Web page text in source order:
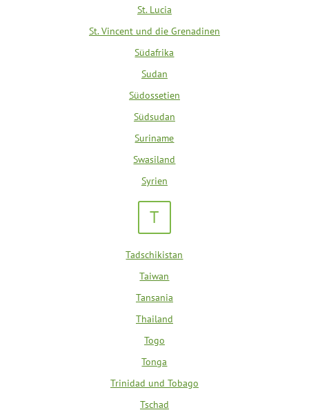
St. Lucia
St. Vincent und die Grenadinen
Südafrika
Sudan
Südossetien
Südsudan
Suriname
Swasiland
Syrien
T
Tadschikistan
Taiwan
Tansania
Thailand
Togo
Tonga
Trinidad und Tobago
Tschad